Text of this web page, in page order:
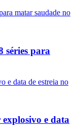
séries para
e data